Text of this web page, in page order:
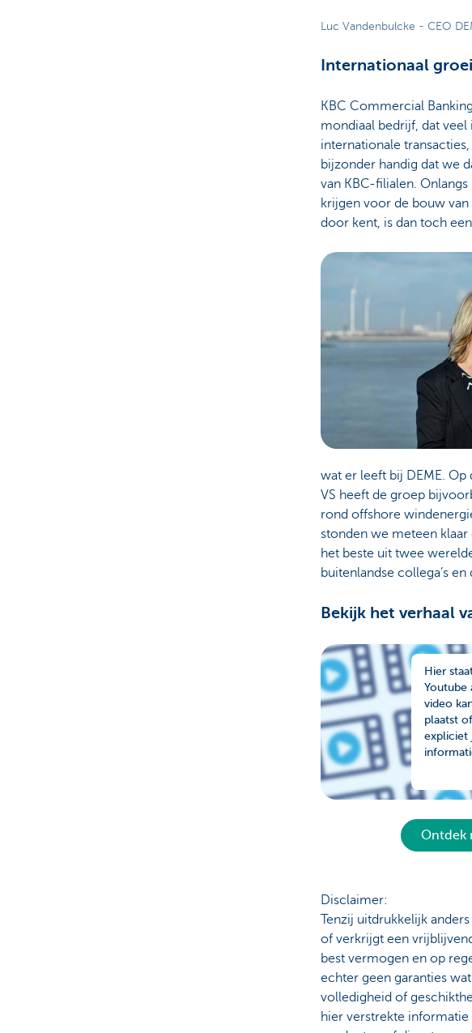
Luc Vandenbulcke - CEO
Internationaal
KBC Commercial
mondiaal bedrijf, dat veel
internationale
bijzonder handig dat we
van KBC-filialen.
krijgen voor de bouw
door kent, is dan toch
wat er leeft bij DEME.
VS heeft de groep
rond offshore
stonden we meteen klaar
het beste uit twee
buitenlandse collega’s
Bekijk het verhaal
Hier
Youtube
video
plaatst
expliciet
Ontdek
Disclaimer:
Tenzij uitdrukkelijk
of verkrijgt een
best vermogen en op
echter geen garanties
volledigheid of
hier verstrekte